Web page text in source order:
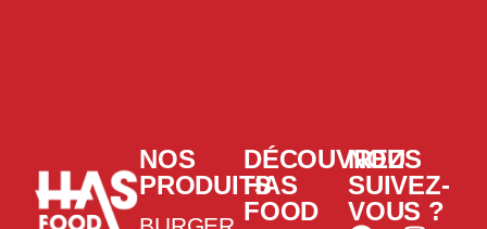
NOS
PRODUITS
DÉCOUVREZ
HAS
FOOD
NOUS
SUIVEZ-
VOUS ?